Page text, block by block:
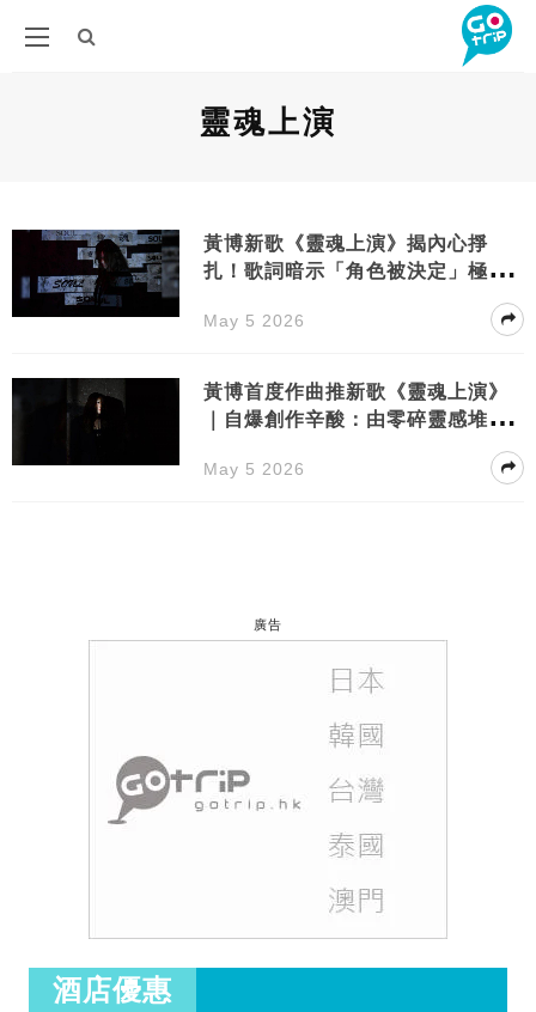
靈魂上演
黃博新歌《靈魂上演》揭內心掙
扎！歌詞暗示「角色被決定」極無
May 5 2026
黃博首度作曲推新歌《靈魂上演》
｜自爆創作辛酸：由零碎靈感堆砌
May 5 2026
廣告
酒店優惠